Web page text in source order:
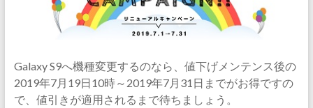
Galaxy S9へ機種変更するのなら、値下げメンテンス後の
2019年7月19日10時～2019年7月31日までがお得ですの
で、値引きが適用されるまで待ちましょう。